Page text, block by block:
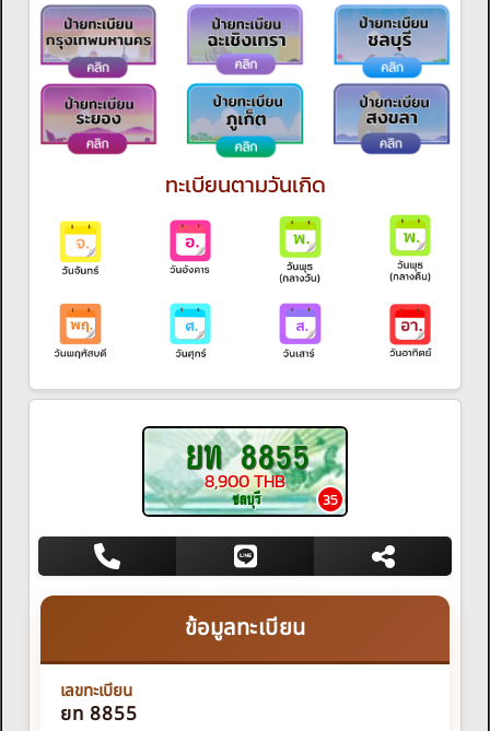
ทะเบียนตามวันเกิด
ยท 8855
35
8,900 THB
ชลบุรี
ข้อมูลทะเบียน
เลขทะเบียน
ยท 8855